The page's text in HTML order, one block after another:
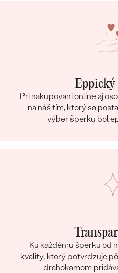
Pri nakupovaní online aj
na náš tím, ktorý sa
výber šperku bol
Ku každému šperku od
kvality, ktorý potvrdzuje
drahokamom